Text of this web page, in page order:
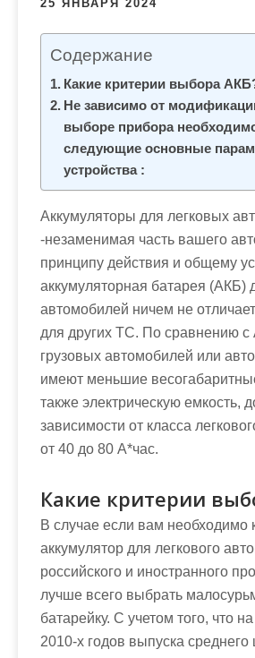
25 ЯНВАРЯ 2024
Содержание
Какие критерии выбора
Не зависимо от
выборе прибора
следующие основные
устройства :
Аккумуляторы для легковых
-незаменимая часть вашего
принципу действия и общему
аккумуляторная батарея (АКБ)
автомобилей ничем не
для других ТС. По сравнению с
грузовых автомобилей или
имеют меньшие
также электрическую емкость,
зависимости от класса
от 40 до 80 А*час.
Какие критерии
В случае если вам необходимо
аккумулятор для легкового
российского и иностранного
лучше всего выбрать
батарейку. С учетом того, что
2010-х годов выпуска среднего